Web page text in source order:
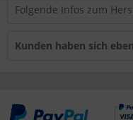
Folgende Infos zum
Kunden haben sich